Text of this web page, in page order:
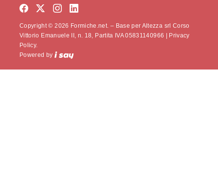
Copyright © 2026 Formiche.net. – Base per Altezza srl Corso
Vittorio Emanuele II, n. 18, Partita IVA 05831140966 |
Privacy
Policy.
Powered by